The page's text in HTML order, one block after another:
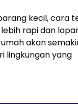
kecil, cara
rapi dan
akan
lingkungan yang